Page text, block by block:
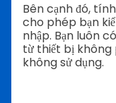
Bên cạnh đó,
cho phép bạn
nhập. Bạn luôn
từ thiết bị không
không sử dụng.